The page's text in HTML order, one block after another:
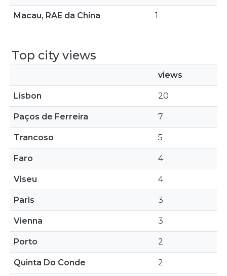
Macau, RAE da China 1
Top city views
views
Lisbon 20
Paços de Ferreira 7
Trancoso 5
Faro 4
Viseu 4
Paris 3
Vienna 3
Porto 2
Quinta Do Conde 2